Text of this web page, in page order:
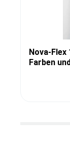
Nova-Flex
Farben